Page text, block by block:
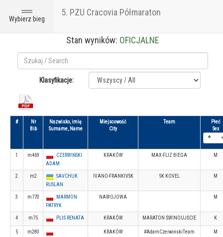
Toggle
navigation
Wybierz bieg
5. PZU Cracovia Półmaraton
Stan wyników: OFICJALNE
Klasyfikacje:
#
Nr
Bib
Nazwisko, imię
Surname, Name
Miejscowość
City
Team
Płeć
Sex
1 m469
CZERWIŃSKI
ADAM
KRAKÓW MAX-FLIZ BIEGA M
2 m2
SAVCHUK
RUSLAN
IVANO-FRANKIVSK SK KOVEL M
3 m770
MARMON
PATRYK
NAWOJOWA M
4 m75 PLIŚ RENATA KRAKÓW MARATON ŚWINOUJŚCIE K
5
m280
KRAKÓW #AdamCzerwińskiTeam M